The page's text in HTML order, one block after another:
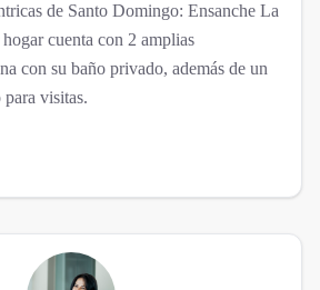
de Santo Domingo: Ensanche La
cuenta con 2 amplias
con su baño privado, además de un
visitas.